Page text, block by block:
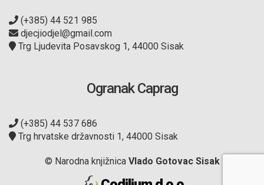
(+385) 44 521 985
djecjiodjel@gmail.com
Trg Ljudevita Posavskog 1, 44000 Sisak
Ogranak Caprag
(+385) 44 537 686
Trg hrvatske državnosti 1, 44000 Sisak
© Narodna knjižnica Vlado Gotovac Sisak